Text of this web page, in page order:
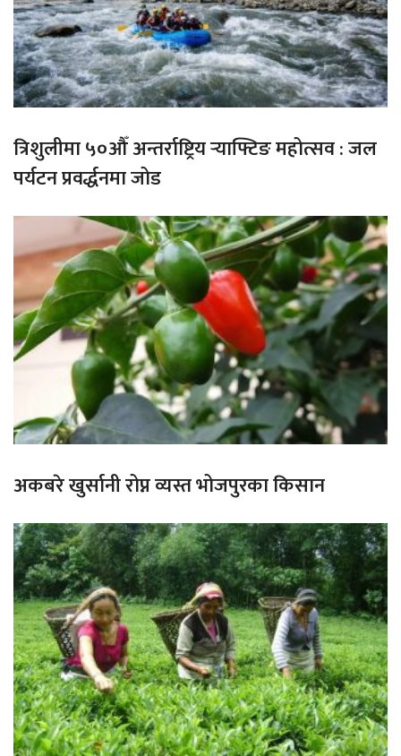
त्रिशुलीमा ५०औँ अन्तर्राष्ट्रिय र्‍याफ्टिङ महोत्सव : जल
पर्यटन प्रवर्द्धनमा जोड
अकबरे खुर्सानी रोप्न व्यस्त भोजपुरका किसान